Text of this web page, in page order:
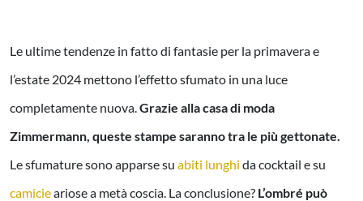
Le ultime tendenze in fatto di fantasie per la primavera e
l’estate 2024 mettono l’effetto sfumato in una luce
completamente nuova. Grazie alla casa di moda
Zimmermann, queste stampe saranno tra le più gettonate.
Le sfumature sono apparse su abiti lunghi da cocktail e su
camicieariose a metà coscia. La conclusione? L’ombré può